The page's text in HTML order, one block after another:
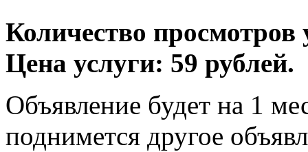
Количество просмотров
Цена услуги: 59 рублей.
Объявление будет на 1
поднимется другое